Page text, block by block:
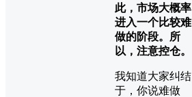
此，市场大概率
进入一个比较难
做的阶段。所
以，注意控仓。
我知道大家纠结
于，你说难做